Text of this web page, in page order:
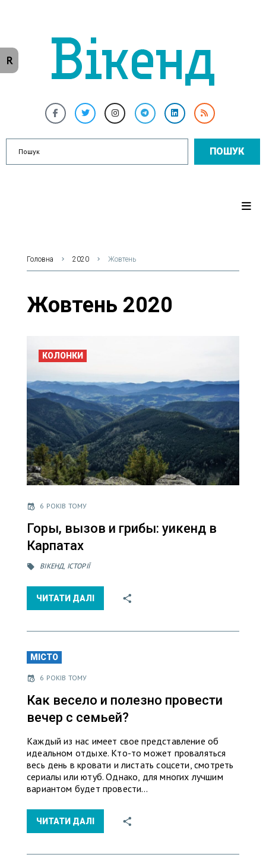
ПОШУК
Головна 2020 Жовтень
Жовтень 2020
КОЛОНКИ
6 РОКІВ ТОМУ
Горы, вызов и грибы: уикенд в
Карпатах
ВІКЕНД, ІСТОРІЇ
ЧИТАТИ ДАЛІ
МІСТО
6 РОКІВ ТОМУ
Как весело и полезно провести
вечер с семьей?
Каждый из нас имеет свое представление об
идеальном отдыхе. Кто-то может проваляться
весь день в кровати и листать соцсети, смотреть
сериалы или ютуб. Однако, для многих лучшим
вариантом будет провести…
ЧИТАТИ ДАЛІ
R